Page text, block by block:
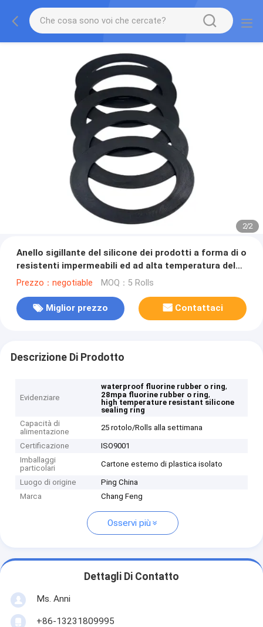
2/2
Anello sigillante del silicone dei prodotti a forma di o
resistenti impermeabili ed ad alta temperatura del
giunto circolare di gomma del fluoro
Prezzo：negotiable MOQ：5 Rolls
Miglior prezzo Contattaci
Descrizione Di Prodotto
Evidenziare
waterproof fluorine rubber o ring,
28mpa fluorine rubber o ring,
high temperature resistant silicone
sealing ring
Capacità di
alimentazione
25 rotolo/Rolls alla settimana
Certificazione
ISO9001
Imballaggi
particolari
Cartone esterno di plastica isolato
Luogo di origine
Ping China
Marca
Chang Feng
Osservi più
Dettagli Di Contatto
Ms. Anni
+86-13231809995